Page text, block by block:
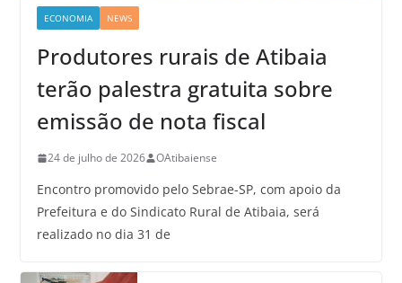
ECONOMIA NEWS
Produtores rurais de Atibaia
terão palestra gratuita sobre
emissão de nota fiscal
24 de julho de 2026 OAtibaiense
Encontro promovido pelo Sebrae-SP, com apoio da
Prefeitura e do Sindicato Rural de Atibaia, será
realizado no dia 31 de